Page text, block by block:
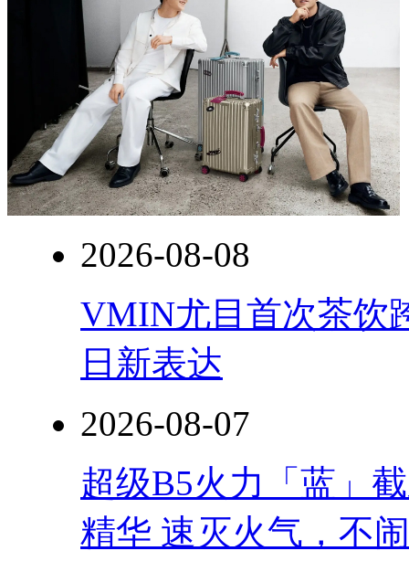
2026-08-08
VMIN尤目首次茶饮
日新表达
2026-08-07
超级B5火力「蓝」
精华 速灭火气，不